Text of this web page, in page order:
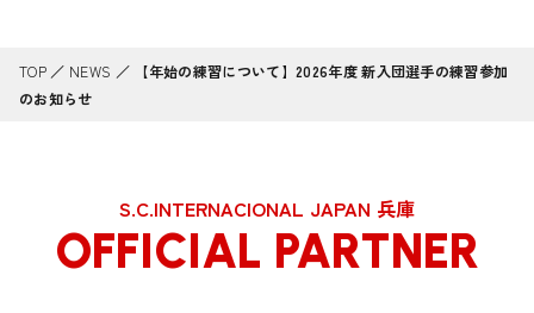
TOP ／ NEWS ／
【年始の練習について】2026年度 新入団選手の練習参加
のお知らせ
S.C.INTERNACIONAL JAPAN 兵庫
OFFICIAL PARTNER